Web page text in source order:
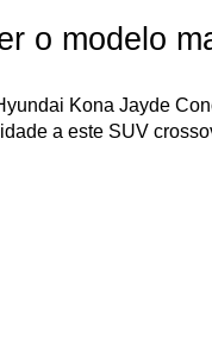
o modelo
Kona Jayde
a este SUV